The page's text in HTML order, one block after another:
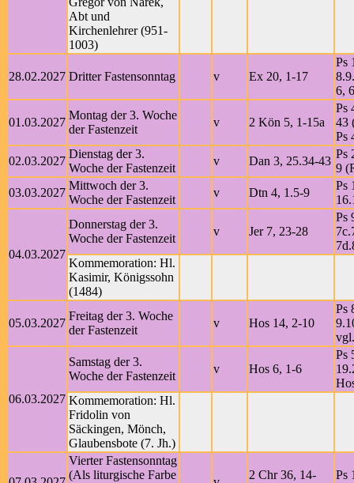
Abt und
Kirchenlehrer (951-
1003)
28.02.2027 Dritter Fastensonntag v Ex 20, 1-17
Ps
6,
01.03.2027
Montag der 3. Woche
der Fastenzeit
v 2 Kön 5, 1-15a
Ps
43
Ps
02.03.2027
Dienstag der 3.
Woche der Fastenzeit
v Dan 3, 25.34-43
Ps
9
03.03.2027
Mittwoch der 3.
Woche der Fastenzeit
v Dtn 4, 1.5-9
Ps
04.03.2027
Donnerstag der 3.
Woche der Fastenzeit
v Jer 7, 23-28
Ps
Kommemoration: Hl.
Kasimir, Königssohn
(1484)
05.03.2027
Freitag der 3. Woche
der Fastenzeit
v Hos 14, 2-10
Ps
06.03.2027
Samstag der 3.
Woche der Fastenzeit
v Hos 6, 1-6
Ps
Kommemoration: Hl.
Fridolin von
Säckingen, Mönch,
Glaubensbote (7. Jh.)
Vierter Fastensonntag
(Als liturgische Farbe
2 Chr 36, 14-
Ps